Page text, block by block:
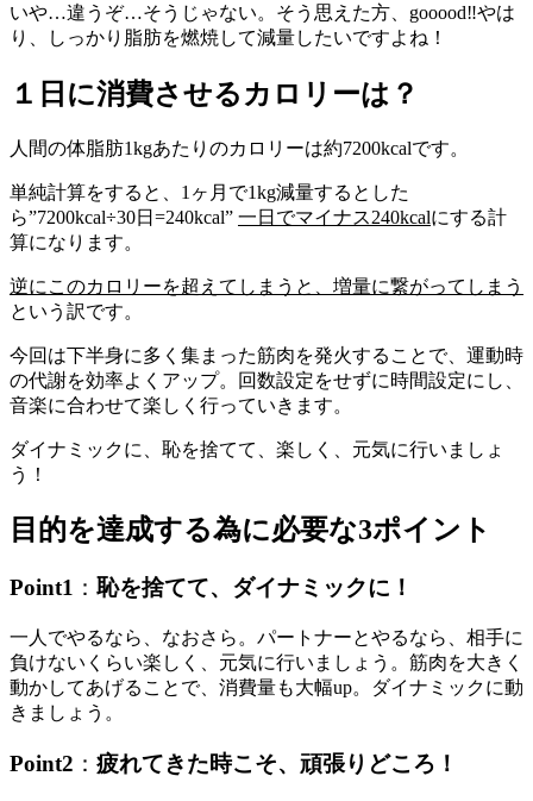
いや…違うぞ…そうじゃない。そう思えた方、gooood‼やは
り、しっかり脂肪を燃焼して減量したいですよね！
１日に消費させるカロリーは？
人間の体脂肪1kgあたりのカロリーは約7200kcalです。
単純計算をすると、1ヶ月で1kg減量するとした
ら”7200kcal÷30日=240kcal” 一日でマイナス240kcalにする計
算になります。
逆にこのカロリーを超えてしまうと、増量に繋がってしまう
という訳です。
今回は下半身に多く集まった筋肉を発火することで、運動時
の代謝を効率よくアップ。
回数設定をせずに時間設定にし、
音楽に合わせて楽しく行っていきます。
ダイナミックに、恥を捨てて、楽しく、元気に行いましょ
う！
目的を達成する為に必要な3ポイント
Point1 ： 恥を捨てて、ダイナミックに！
一人でやるなら、なおさら。パートナーとやるなら、相手に
負けないくらい楽しく、元気に行いましょう。筋肉を大きく
動かしてあげることで、 消費量も大幅up。ダイナミックに動
きましょう。
Point2 ： 疲れてきた時こそ、頑張りどころ！